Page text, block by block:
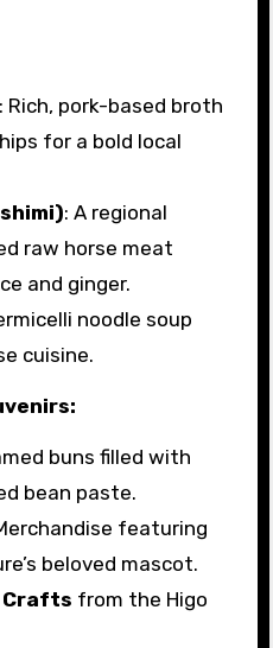
: Rich, pork-based broth
for a bold local
: A regional
raw horse meat
and ginger.
noodle soup
cuisine.
buns filled with
bean paste.
featuring
beloved mascot.
Crafts from the Higo